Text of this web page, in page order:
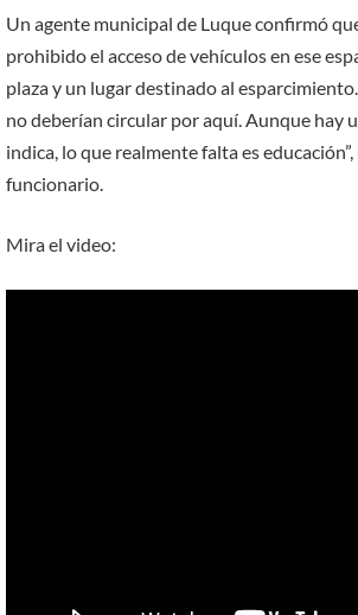
Un agente municipal de Luque confirmó
prohibido el acceso de vehículos en ese
plaza y un lugar destinado al
no deberían circular por aquí. Aunque hay
indica, lo que realmente falta es
funcionario.
Mira el video: